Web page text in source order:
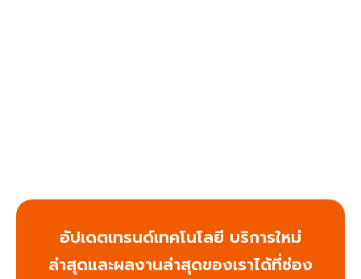
อัปเดตเทรนด์เทคโนโลยี บริการใหม่
ล่าสุดและผลงานล่าสุดของเราได้ที่ช่อง